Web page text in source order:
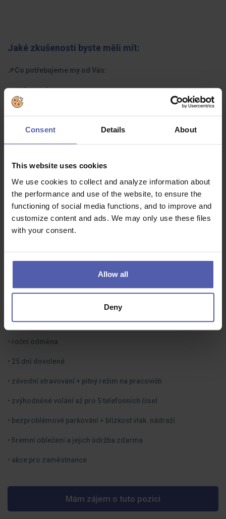
Consent Details About
This website uses cookies
We use cookies to collect and analyze information about
the performance and use of the website, to ensure the
functioning of social media functions, and to improve and
customize content and ads. We may only use these files
with your consent.
Allow all
Deny
Jaké zkušenosti byste měli mít:
📌Co potřebujeme my od Vás:
- vyučen v oboru
- znalost čtení výkresové dokumentace
- manuální zručnost
- praxe výhodou
Co dostanete na oplátku:
📌A co získáte Vy od nás:
• náborový příspěvek 40 000 Kč
• příplatky dle kolektivní smlouvy a ZP
• roční odměna
• 25 dní dovolené
• závodní stravování + pitný režim na pracovišti
• zvýhodněné volání až pro 5 telefonních čísel
• bezproblémové parkování + blízkost vlak. nádraží
• firemní oblečení a jejich údržba zdarma
• akce pro zaměstnance
Mám zájem o tuto pozici